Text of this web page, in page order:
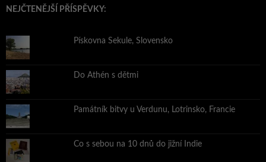
NEJČTENĚJŠÍ PŘÍSPĚVKY:
Pískovna Sekule, Slovensko
Do Athén s dětmi
Památník bitvy u Verdunu, Lotrinsko, Francie
Co s sebou na 10 dnů do jižní Indie